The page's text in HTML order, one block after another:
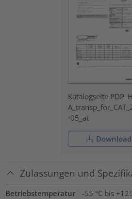
Katalogseite
-05_at
Download
Zulassungen und
Betriebstemperatur
-55 °C bis